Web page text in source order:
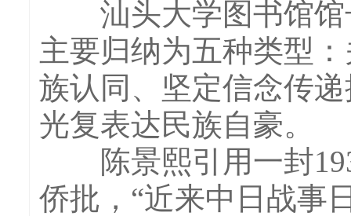
汕头大学图书馆馆
主要归纳为五种类型
族认同、坚定信念传
光复表达民族自豪。
陈景熙引用一封
侨批，“近来中日战事